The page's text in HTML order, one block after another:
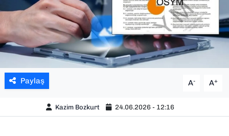
Paylaş A- A+
Kazim Bozkurt 24.06.2026 - 12:16